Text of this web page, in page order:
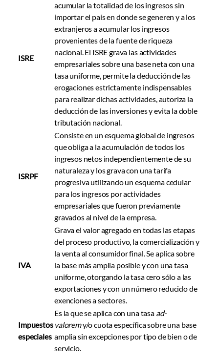
ISRE
acumular la totalidad de los ingresos sin
importar el país en donde se generen y a los
extranjeros a acumular los ingresos
provenientes de la fuente de riqueza
nacional. El ISRE grava las actividades
empresariales sobre una base neta con una
tasa uniforme, permite la deducción de las
erogaciones estrictamente indispensables
para realizar dichas actividades, autoriza la
deducción de las inversiones y evita la doble
tributación nacional.
ISRPF
Consiste en un esquema global de ingresos
que obliga a la acumulación de todos los
ingresos netos independientemente de su
naturaleza y los grava con una tarifa
progresiva utilizando un esquema cedular
para los ingresos por actividades
empresariales que fueron previamente
gravados al nivel de la empresa.
IVA
Grava el valor agregado en todas las etapas
del proceso productivo, la comercialización y
la venta al consumidor final. Se aplica sobre
la base más amplia posible y con una tasa
uniforme, otorgando la tasa cero sólo a las
exportaciones y con un número reducido de
exenciones a sectores.
Impuestos
especiales
Es la que se aplica con una tasa ad-
valoremy/o cuota específica sobre una base
amplia sin excepciones por tipo de bien o de
servicio.